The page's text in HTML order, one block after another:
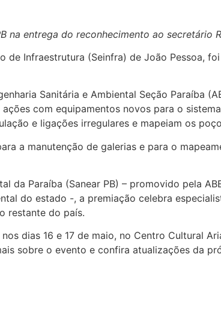
na entrega do reconhecimento ao secretário
de Infraestrutura (Seinfra) de João Pessoa,
Sanitária e Ambiental Seção Paraíba
com equipamentos novos para o
e ligações irregulares e mapeiam os
a manutenção de galerias e para o
da Paraíba (Sanear PB) – promovido pela
do estado -, a premiação celebra
restante do país.
dias 16 e 17 de maio, no Centro Cultural
sobre o evento e confira atualizações da